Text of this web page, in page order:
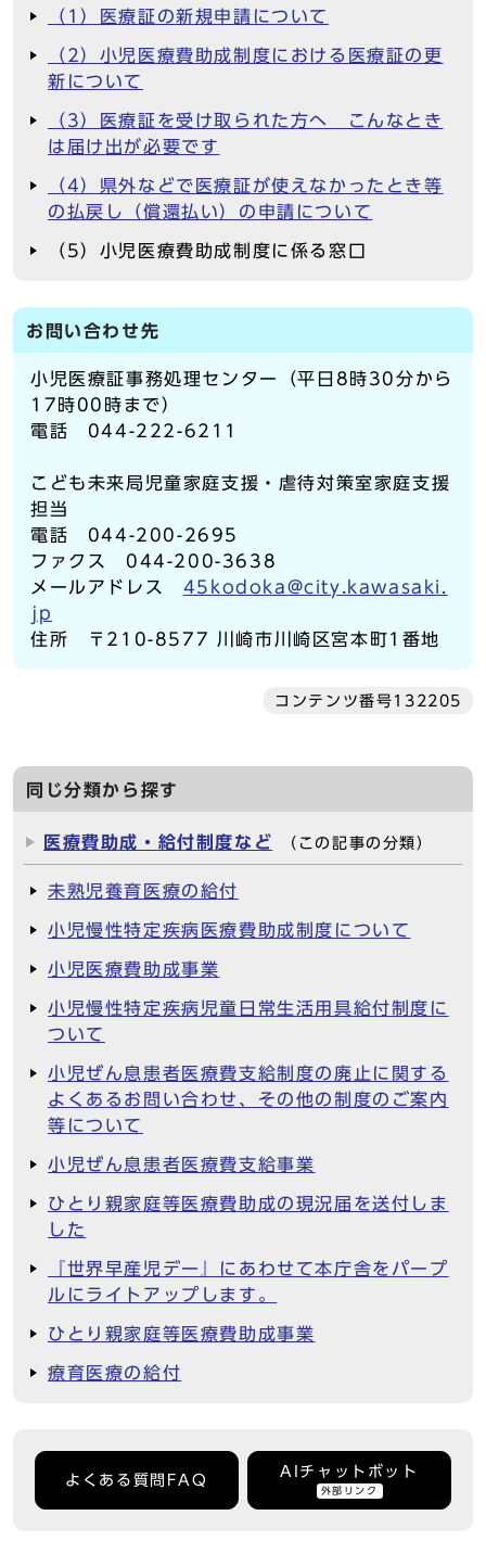
（1）医療証の新規申請について
（2）小児医療費助成制度における医療証の更
新について
（3）医療証を受け取られた方へ こんなとき
は届け出が必要です
（4）県外などで医療証が使えなかったとき等
の払戻し（償還払い）の申請について
（5）小児医療費助成制度に係る窓口
お問い合わせ先
小児医療証事務処理センター（平日8時30分から
17時00時まで）
電話 044-222-6211
こども未来局児童家庭支援・虐待対策室家庭支援
担当
電話 044-200-2695
ファクス 044-200-3638
メールアドレス 45kodoka@city.kawasaki.
jp
住所 〒210-8577 川崎市川崎区宮本町1番地
コンテンツ番号132205
同じ分類から探す
医療費助成・給付制度など （この記事の分類）
未熟児養育医療の給付
小児慢性特定疾病医療費助成制度について
小児医療費助成事業
小児慢性特定疾病児童日常生活用具給付制度に
ついて
小児ぜん息患者医療費支給制度の廃止に関する
よくあるお問い合わせ、その他の制度のご案内
等について
小児ぜん息患者医療費支給事業
ひとり親家庭等医療費助成の現況届を送付しま
した
『世界早産児デー』にあわせて本庁舎をパープ
ルにライトアップします。
ひとり親家庭等医療費助成事業
療育医療の給付
よくある質問FAQ
AIチャットボット
外部リンク